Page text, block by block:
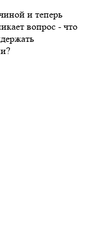
и теперь
вопрос - что